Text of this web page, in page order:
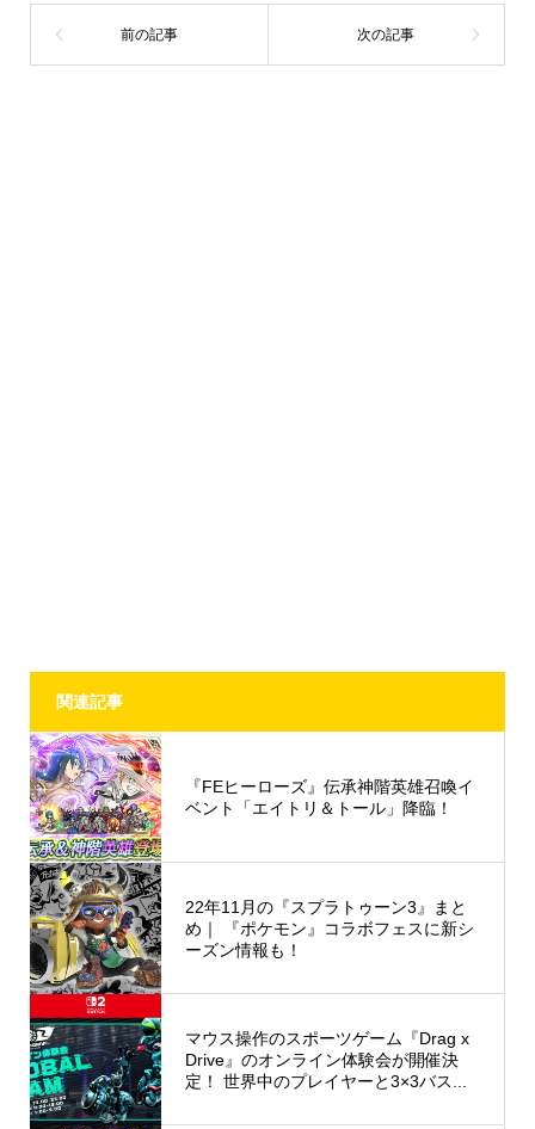
関連記事
『FEヒーローズ』伝承神階英雄召喚イ
ベント「エイトリ＆トール」降臨！
22年11月の『スプラトゥーン3』まと
め｜ 『ポケモン』コラボフェスに新シ
ーズン情報も！
マウス操作のスポーツゲーム『Drag x
Drive』のオンライン体験会が開催決
定！ 世界中のプレイヤーと3×3バス...